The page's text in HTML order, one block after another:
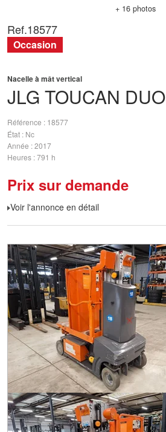
+ 16 photos
JLG TOUCAN DUO
Nacelle à mât vertical
Référence
18577
État Nc
Année 2017
Heures 791 h
Prix sur demande
Voir l'annonce en détail
Ref.18577
Occasion